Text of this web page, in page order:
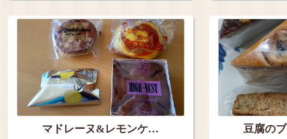
マドレーヌ&レモンケ… 豆腐の